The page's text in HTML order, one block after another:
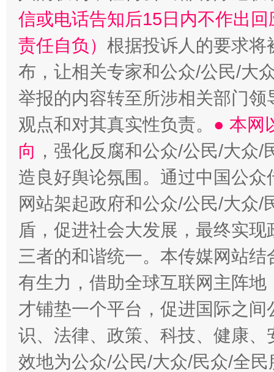
信或电话告知后15日内不作出
责任自负） 根据投诉人的要求将
布，让相关专家和公众/公民/大
举报的内容转至所涉相关部门
观点和对其真实性负责。 ● 本网
向 ，强化反腐和公众/公民/大众
造良好舆论氛围。通过中国公
网站架起政府和公众/公民/大众
盾，促进社会大发展，最终实
三者的和谐统一。本传媒网站
有生力，借助全球互联网主阵
才铺垫一个平台，促进国际之
识、法律、政策、科技、健康
效地为公众/公民/大众/民众/全